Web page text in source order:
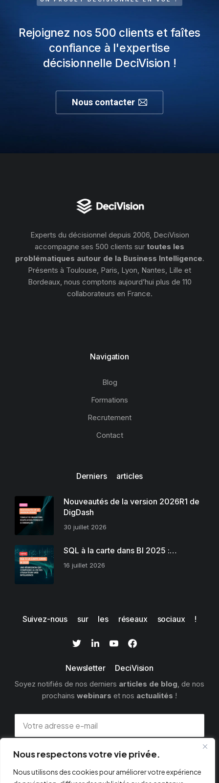
Nous respectons votre vie privée.
Nous utilisons des cookies pour améliorer votre expérience
Rejoignez nos 500 clients et faîtes
confiance à l'expertise
décisionnelle DeciVision !
Nous contacter
Experts du décisionnel depuis 2006, DeciVision
accompagne ses 500 clients sur toutes les
problématiques autour de la Business Intelligence.
Présents à Toulouse, Paris, Lyon, Nantes, Lille et
Bordeaux, nous comptons aujourd’hui plus de 110
collaborateurs en France.
Navigation
Blog
Formations
Recrutement
Contact
Derniers articles
Nouveautés de la version 2026R1 de
DigDash
30 juillet 2026
SQL à la carte dans BI 2025 :…
16 juillet 2026
Suivez-nous sur les réseaux sociaux !
Newsletter DeciVision
Soyez notifiés de nos derniers articles de blog, de nos
prochains webinars et nos actualités !
S'INSCRIRE